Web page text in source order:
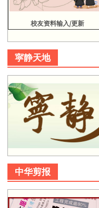
校友资料输入/更新
寜静天地
中华剪报